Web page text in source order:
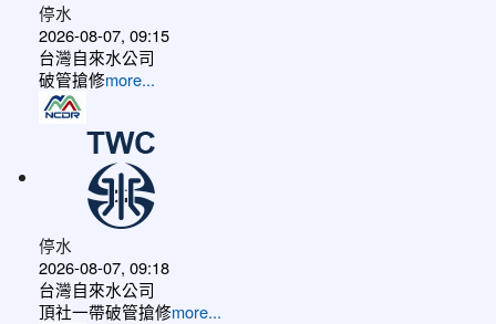
停水
2026-08-07, 09:15
台灣自來水公司
破管搶修more...
停水
2026-08-07, 09:18
台灣自來水公司
頂社一帶破管搶修more...